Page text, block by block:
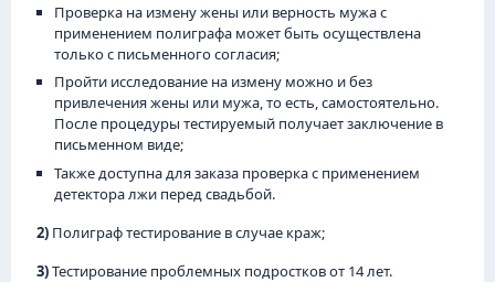
Проверка на измену жены или верность мужа с
применением полиграфа может быть осуществлена
только с письменного согласия;
Пройти исследование на измену можно и без
привлечения жены или мужа, то есть, самостоятельно.
После процедуры тестируемый получает заключение в
письменном виде;
Также доступна для заказа проверка с применением
детектора лжи перед свадьбой.
2) Полиграф тестирование в случае краж;
3)Тестирование проблемных подростков от 14 лет.